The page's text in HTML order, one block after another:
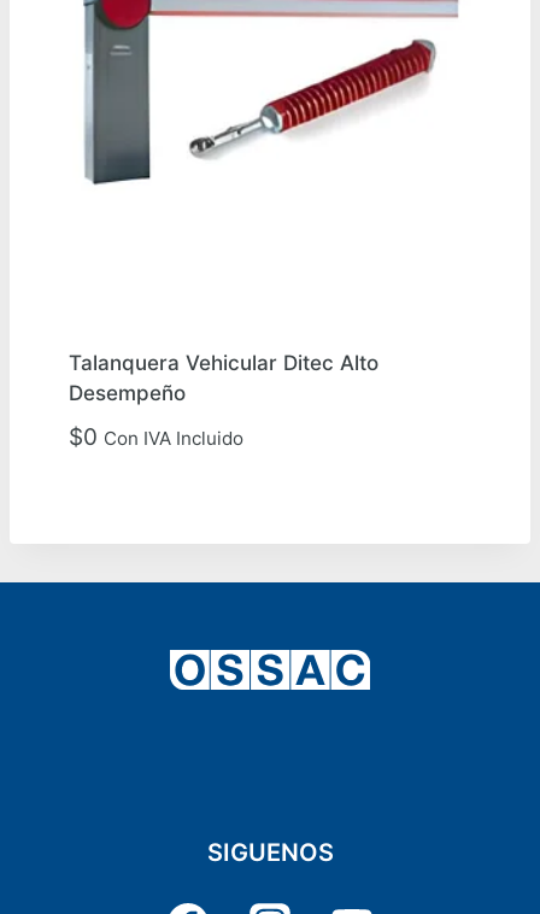
Talanquera Vehicular Ditec Alto
Desempeño
$0 Con IVA Incluido
SIGUENOS